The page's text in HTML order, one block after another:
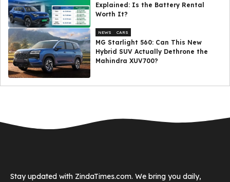
Explained: Is the Battery Rental
Worth It?
NEWS CARS
MG Starlight 560: Can This New
Hybrid SUV Actually Dethrone the
Mahindra XUV700?
Stay updated with ZindaTimes.com. We bring you daily,